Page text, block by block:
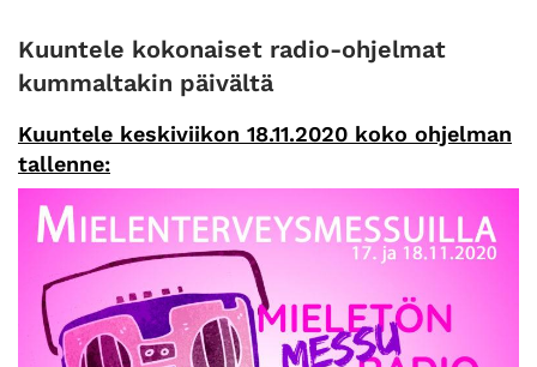
Kuuntele kokonaiset radio-ohjelmat
kummaltakin päivältä
Kuuntele keskiviikon 18.11.2020 koko ohjelman
tallenne: